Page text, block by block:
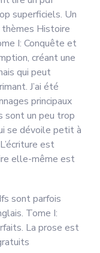
superficiels. Un
Histoire
I: Conquête et
créant une
qui peut
J’ai été
principaux
sont un peu trop
se dévoile petit à
est
elle-même est
sont parfois
Tome I:
La prose est